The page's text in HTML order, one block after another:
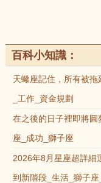
百科小知識：
天蠍座記住，所有被
_工作_資金規劃
在之後的日子裡即將
座_成功_獅子座
2026年8月星座超詳細
到新階段_生活_獅子